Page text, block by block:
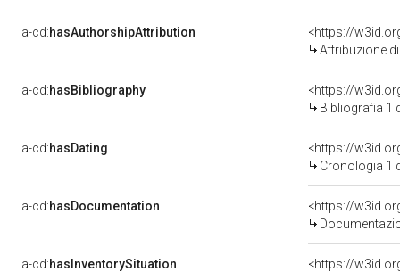
a-cd:hasAuthorshipAttribution
<https://
Attribuzione
a-cd:hasBibliography
<https://
Bibliografia 1
a-cd:hasDating
<https://
Cronologia 1
a-cd:hasDocumentation
a-cd:hasInventorySituation
<https://